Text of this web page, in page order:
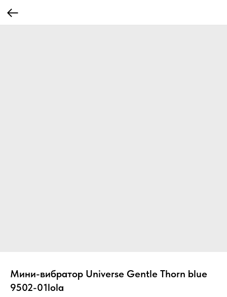
Мини-вибратор Universe Gentle Thorn blue
9502-01lola